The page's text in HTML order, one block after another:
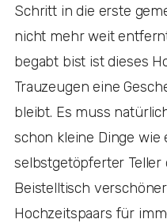
Schritt in die erste
nicht mehr weit
begabt bist ist dieses
Trauzeugen eine
bleibt. Es muss
schon kleine Dinge wie
selbstgetöpferter Teller
Beistelltisch
Hochzeitspaars für